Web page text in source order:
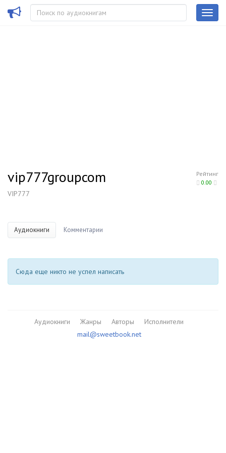
Рейтинг
0.00
vip777groupcom
VIP777
Аудиокниги Комментарии
Сюда еще никто не успел написать
Аудиокниги Жанры Авторы
Исполнители
mail@sweetbook.net